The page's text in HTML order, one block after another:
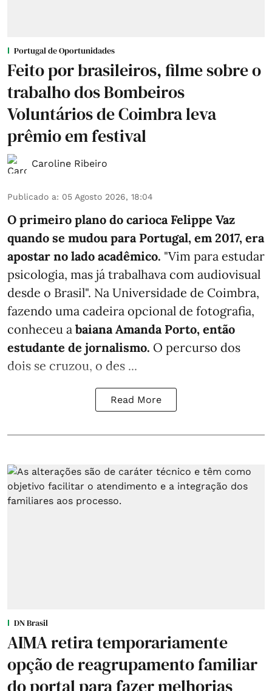
Portugal de Oportunidades
Feito por brasileiros, filme sobre o
trabalho dos Bombeiros
Voluntários de Coimbra leva
prêmio em festival
Caroline Ribeiro
Publicado a: 05 Agosto 2026, 18:04
O primeiro plano do carioca Felippe Vaz
quando se mudou para Portugal, em 2017, era
apostar no lado acadêmico. "Vim para estudar
psicologia, mas já trabalhava com audiovisual
desde o Brasil". Na Universidade de Coimbra,
fazendo uma cadeira opcional de fotografia,
conheceu a baiana Amanda Porto, então
estudante de jornalismo. O percurso dos
dois se cruzou, o des ...
Read More
DN Brasil
AIMA retira temporariamente
opção de reagrupamento familiar
do portal para fazer melhorias